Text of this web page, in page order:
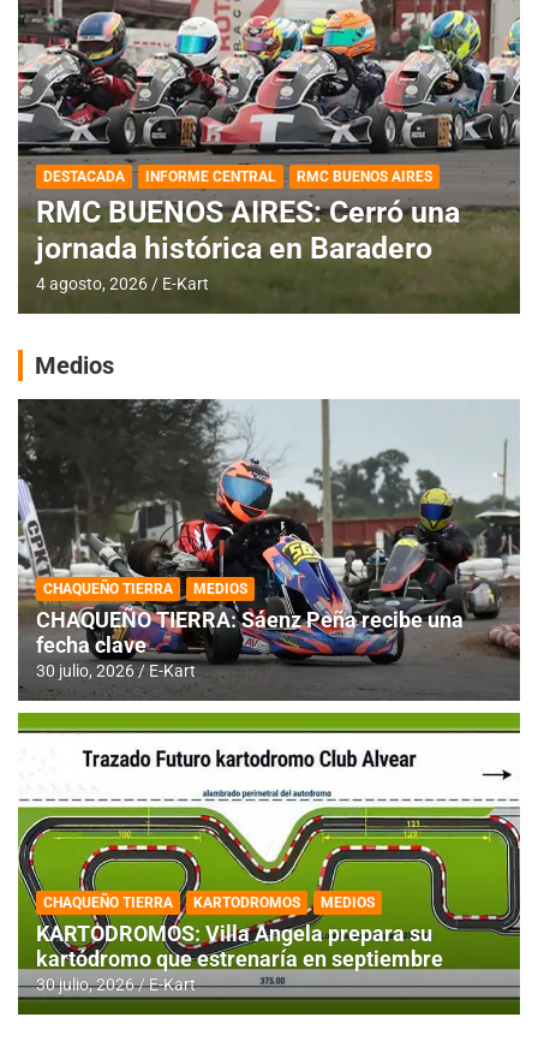
DESTACADA INFORME CENTRAL RMC BUENOS AIRES
RMC BUENOS AIRES: Cerró una
jornada histórica en Baradero
4 agosto, 2026 E-Kart
Medios
CHAQUEÑO TIERRA MEDIOS
CHAQUEÑO TIERRA: Sáenz Peña recibe una
fecha clave
30 julio, 2026 E-Kart
CHAQUEÑO TIERRA KARTODROMOS MEDIOS
KARTODROMOS: Villa Angela prepara su
kartódromo que estrenaría en septiembre
30 julio, 2026 E-Kart